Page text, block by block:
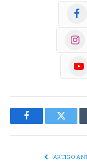
FacebookTwitter
ARTIGO